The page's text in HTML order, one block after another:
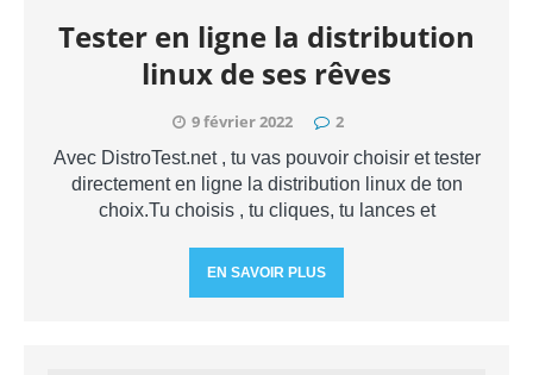
Tester en ligne la distribution
linux de ses rêves
9 février 2022 2
Avec DistroTest.net , tu vas pouvoir choisir et tester
directement en ligne la distribution linux de ton
choix.Tu choisis , tu cliques, tu lances et
EN SAVOIR PLUS